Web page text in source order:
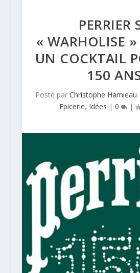
PERRIER
« WARHOLISE »
UN COCKTAIL
150
Posté par Christophe Hamieau
Epicerie, Idées |0 |